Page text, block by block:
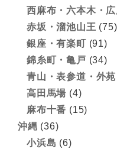
西麻布・六本木・
赤坂・溜池山王 (75)
銀座・有楽町 (91)
錦糸町・亀戸 (34)
青山・表参道・外苑
高田馬場 (4)
麻布十番 (15)
沖縄 (36)
小浜島 (6)